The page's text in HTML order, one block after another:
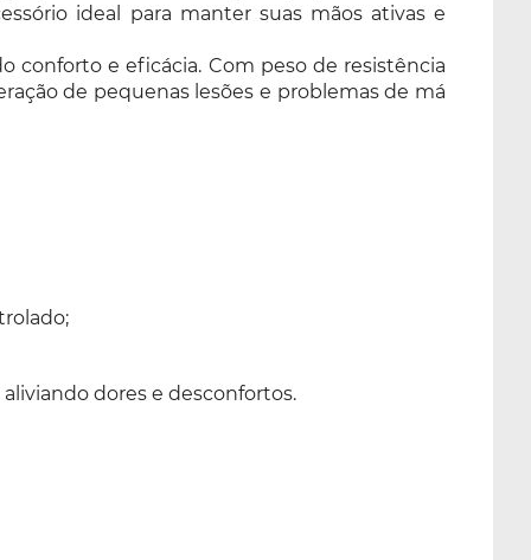
ideal para manter suas mãos ativas e
conforto e eficácia. Com peso de resistência
de pequenas lesões e problemas de má
dores e desconfortos.